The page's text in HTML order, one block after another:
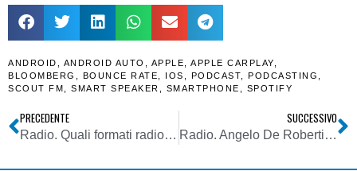
ANDROID ANDROID AUTO APPLE APPLE CARPLAY
BLOOMBERG
BOUNCE RATE IOS PODCAST PODCASTING
SCOUT FM
SMART SPEAKER SMARTPHONE SPOTIFY
PRECEDENTE
Radio. Quali formati radiofonici sono più resilienti? Un report di Edison Research lo spiega alla luce dell’avvicendamento del parco device d’ascolto audio
SUCCESSIVO
Radio. Angelo De Robertis: chi ha detto che fare una radio IP è semplice? In verità è enormemente più complesso che una FM